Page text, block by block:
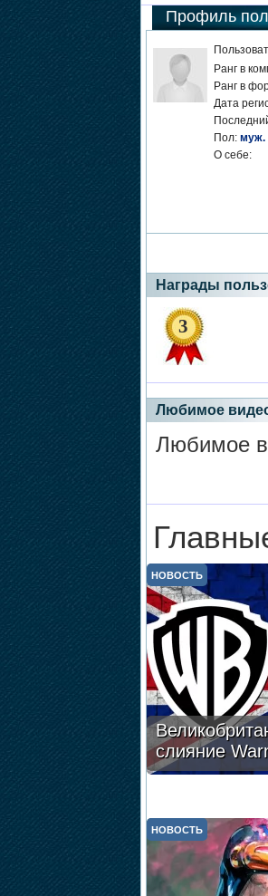
Профиль
Ранг в
Ранг в
Дата
Пол: муж.
О себе:
Награды
3
Любимое
Любимое
слияние
НОВОСТЬ
НОВОСТЬ